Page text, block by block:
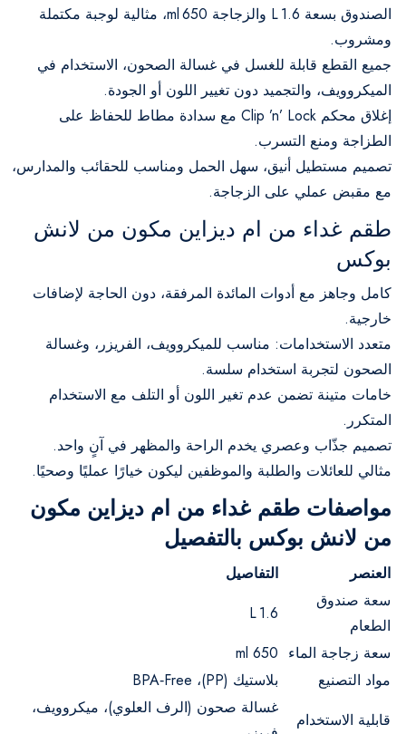
الصندوق بسعة 1.6 L والزجاجة 650 ml، مثالية لوجبة مكتملة
ومشروب.
جميع القطع قابلة للغسل في غسالة الصحون، الاستخدام في
الميكروويف، والتجميد دون تغيير اللون أو الجودة.
إغلاق محكم Clip ’n’ Lock مع سدادة مطاط للحفاظ على
الطزاجة ومنع التسرب.
تصميم مستطيل أنيق، سهل الحمل ومناسب للحقائب والمدارس،
مع مقبض عملي على الزجاجة.
طقم غداء من ام ديزاين مكون من لانش
بوكس
كامل وجاهز مع أدوات المائدة المرفقة، دون الحاجة لإضافات
خارجية.
متعدد الاستخدامات: مناسب للميكروويف، الفريزر، وغسالة
الصحون لتجربة استخدام سلسة.
خامات متينة تضمن عدم تغير اللون أو التلف مع الاستخدام
المتكرر.
تصميم جذّاب وعصري يخدم الراحة والمظهر في آنٍ واحد.
مثالي للعائلات والطلبة والموظفين ليكون خيارًا عمليًا وصحيًا.
مواصفات طقم غداء من ام ديزاين مكون
من لانش بوكس بالتفصيل
العنصر
التفاصيل
سعة صندوق
الطعام
1.6 L
سعة زجاجة الماء 650 ml
مواد التصنيع
بلاستيك (PP)، BPA‑Free
قابلية الاستخدام
غسالة صحون (الرف العلوي)، ميكروويف،